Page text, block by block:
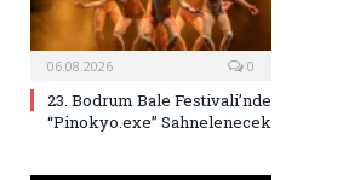
06.08.2026 0
23. Bodrum Bale Festivali’nde
“Pinokyo.exe” Sahnelenecek